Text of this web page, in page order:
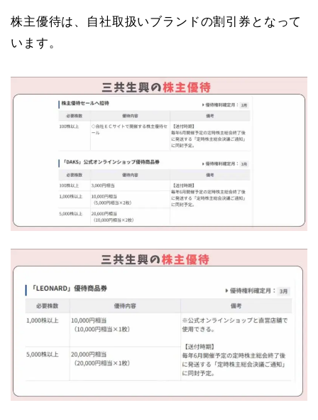
株主優待は、自社取扱いブランドの割引券となって
います。